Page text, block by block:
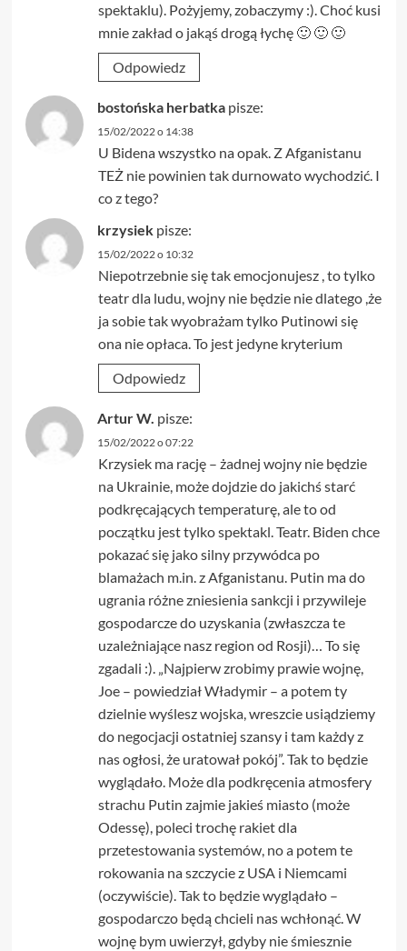
spektaklu). Pożyjemy, zobaczymy :). Choć kusi
mnie zakład o jakąś drogą łychę 🙂 🙂 🙂
Odpowiedz
bostońska herbatka pisze:
15/02/2022 o 14:38
U Bidena wszystko na opak. Z Afganistanu
TEŻ nie powinien tak durnowato wychodzić. I
co z tego?
krzysiek pisze:
15/02/2022 o 10:32
Niepotrzebnie się tak emocjonujesz , to tylko
teatr dla ludu, wojny nie będzie nie dlatego ,że
ja sobie tak wyobrażam tylko Putinowi się
ona nie opłaca. To jest jedyne kryterium
Odpowiedz
Artur W. pisze:
15/02/2022 o 07:22
Krzysiek ma rację – żadnej wojny nie będzie
na Ukrainie, może dojdzie do jakichś starć
podkręcających temperaturę, ale to od
początku jest tylko spektakl. Teatr. Biden chce
pokazać się jako silny przywódca po
blamażach m.in. z Afganistanu. Putin ma do
ugrania różne zniesienia sankcji i przywileje
gospodarcze do uzyskania (zwłaszcza te
uzależniające nasz region od Rosji)… To się
zgadali :). „Najpierw zrobimy prawie wojnę,
Joe – powiedział Władymir – a potem ty
dzielnie wyślesz wojska, wreszcie usiądziemy
do negocjacji ostatniej szansy i tam każdy z
nas ogłosi, że uratował pokój”. Tak to będzie
wyglądało. Może dla podkręcenia atmosfery
strachu Putin zajmie jakieś miasto (może
Odessę), poleci trochę rakiet dla
przetestowania systemów, no a potem te
rokowania na szczycie z USA i Niemcami
(oczywiście). Tak to będzie wyglądało –
gospodarczo będą chcieli nas wchłonąć. W
wojnę bym uwierzył, gdyby nie śmiesznie